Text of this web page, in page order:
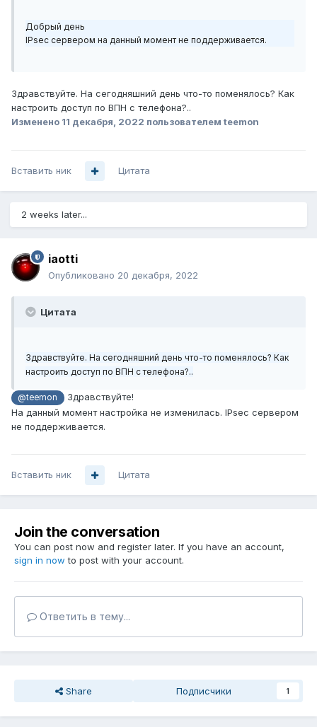
Добрый день
IPsec сервером на данный момент не поддерживается.
Здравствуйте. На сегодняшний день что-то поменялось? Как
настроить доступ по ВПН с телефона?..
Изменено 11 декабря, 2022 пользователем teemon
Вставить ник Цитата
2 weeks later...
iaotti
Опубликовано 20 декабря, 2022
Цитата
Здравствуйте. На сегодняшний день что-то поменялось? Как
настроить доступ по ВПН с телефона?..
@teemon
Здравствуйте!
На данный момент настройка не изменилась. IPsec сервером
не поддерживается.
Вставить ник Цитата
Join the conversation
You can post now and register later. If you have an account,
sign in now to post with your account.
Ответить в тему...
Share Подписчики 1